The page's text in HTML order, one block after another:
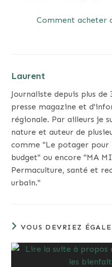
Comment acheter
Laurent
Journaliste depuis plus
presse magazine et
régionale. Par ailleurs je
nature et auteur de
comme "Le potager
budget" ou encore "MA
Permaculture, santé et
urbain."
VOUS DEVRIEZ